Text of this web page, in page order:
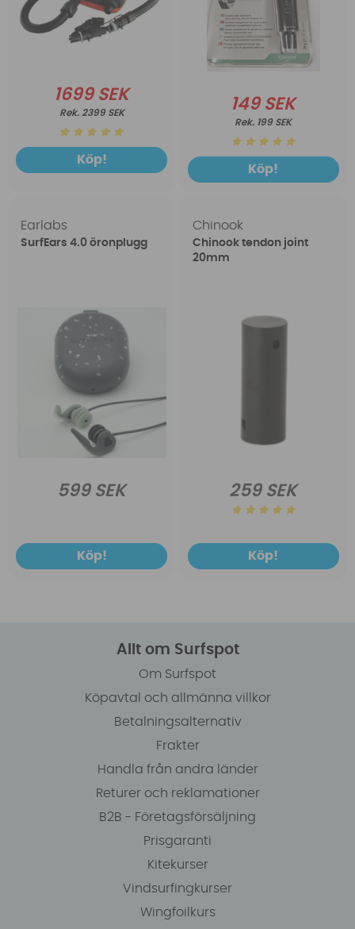
1699 SEK
2399 SEK
Köp!
149 SEK
199 SEK
Köp!
Earlabs
SurfEars 4.0 öronplugg
599 SEK
Köp!
Chinook
Chinook tendon joint
20mm
259 SEK
Köp!
Allt om Surfspot
Om Surfspot
Köpavtal och allmänna villkor
Betalningsalternativ
Frakter
Handla från andra länder
Returer och reklamationer
B2B - Företagsförsäljning
Prisgaranti
Kitekurser
Vindsurfingkurser
Wingfoilkurs